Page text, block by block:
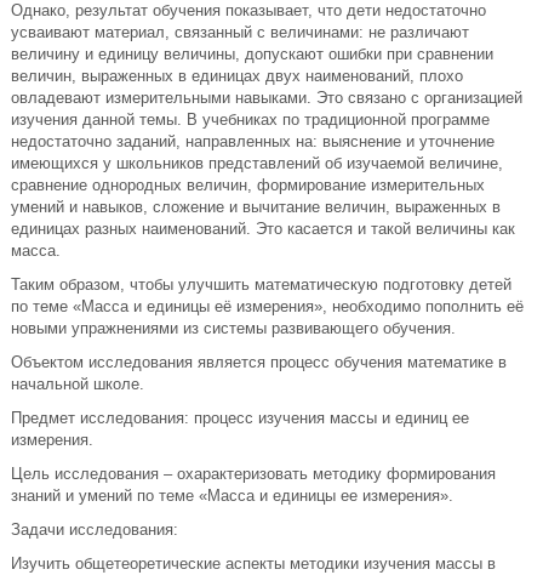
Однако, результат обучения показывает, что дети недостаточно
усваивают материал, связанный с величинами: не различают
величину и единицу величины, допускают ошибки при сравнении
величин, выраженных в единицах двух наименований, плохо
овладевают измерительными навыками. Это связано с организацией
изучения данной темы. В учебниках по традиционной программе
недостаточно заданий, направленных на: выяснение и уточнение
имеющихся у школьников представлений об изучаемой величине,
сравнение однородных величин, формирование измерительных
умений и навыков, сложение и вычитание величин, выраженных в
единицах разных наименований. Это касается и такой величины как
масса.
Таким образом, чтобы улучшить математическую подготовку детей
по теме «Масса и единицы её измерения», необходимо пополнить её
новыми упражнениями из системы развивающего обучения.
Объектом исследования является процесс обучения математике в
начальной школе.
Предмет исследования: процесс изучения массы и единиц ее
измерения.
Цель исследования – охарактеризовать методику формирования
знаний и умений по теме «Масса и единицы ее измерения».
Задачи исследования:
Изучить общетеоретические аспекты методики изучения массы в